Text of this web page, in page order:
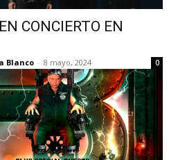
CONCIERTO EN
Blanco - 8 mayo, 2024 0